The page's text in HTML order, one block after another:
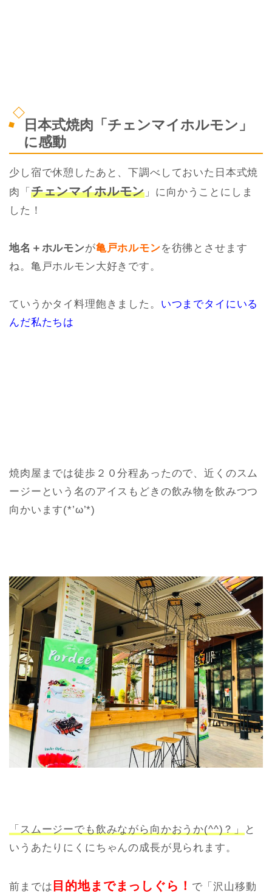
日本式焼肉「チェンマイホルモン」
に感動
少し宿で休憩したあと、下調べしておいた日本式焼
肉「 チェンマイホルモン 」に向かうことにしま
した！
地名＋ホルモンが亀戸ホルモンを彷彿とさせます
ね。亀戸ホルモン大好きです。
ていうかタイ料理飽きました。 いつまでタイにいる
んだ私たちは
焼肉屋までは徒歩２０分程あったので、近くのスム
ージーという名のアイスもどきの飲み物を飲みつつ
向かいます(*’ω’*)
「スムージーでも飲みながら向かおうか(^^)？」
と
いうあたりにくにちゃんの成長が見られます。
前までは 目的地までまっしぐら！ で「沢山移動